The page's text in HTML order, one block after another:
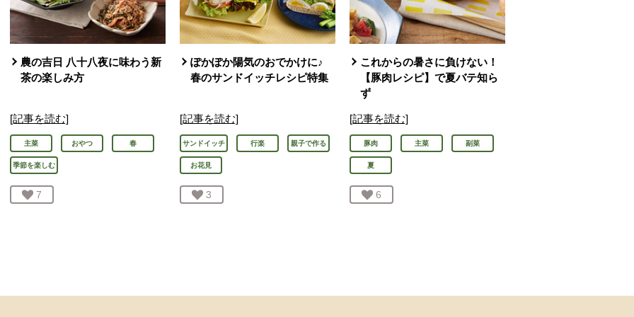
農の吉日 八十八夜に味わう新
茶の楽しみ方
[記事を読む]
主菜 おやつ 春
季節を楽しむ
お気に入り登録：
7
ぽかぽか陽気のおでかけに♪
春のサンドイッチレシピ特集
[記事を読む]
サンドイッチ 行楽 親子で作る
お花見
お気に入り登録：
3
これからの暑さに負けない！
【豚肉レシピ】で夏バテ知ら
ず
[記事を読む]
豚肉 主菜 副菜
夏
お気に入り登録：
6